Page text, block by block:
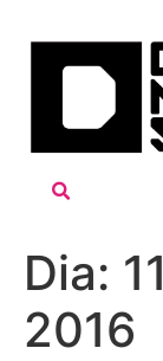
Dia:
2016